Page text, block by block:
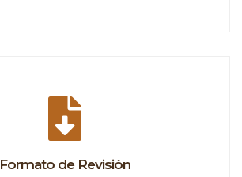
Formato de Revisión